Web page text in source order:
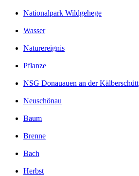
Nationalpark Wildgehege
Wasser
Naturereignis
Pflanze
NSG Donauauen an der Kälberschütt
Neuschönau
Baum
Brenne
Bach
Herbst